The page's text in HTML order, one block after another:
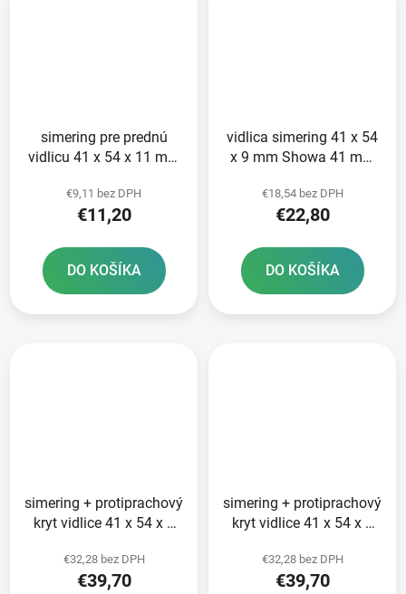
simering pre prednú
vidlicu 41 x 54 x 11 mm
sada na opravu 2
tlmičov
€9,11 bez DPH
€11,20
DO KOŠÍKA
vidlica simering 41 x 54
x 9 mm Showa 41 mm
€18,54 bez DPH
€22,80
DO KOŠÍKA
simering + protiprachový
kryt vidlice 41 x 54 x 9
€32,28 bez DPH
€39,70
simering + protiprachový
kryt vidlice 41 x 54 x 9
€32,28 bez DPH
€39,70